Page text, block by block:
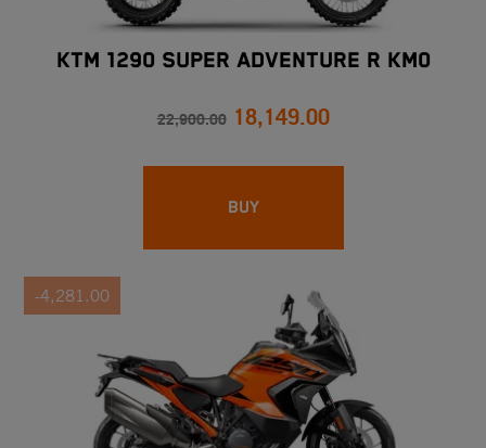
KTM 1290 SUPER ADVENTURE R Km0
22,900.00 18,149.00
BUY
-4,281.00